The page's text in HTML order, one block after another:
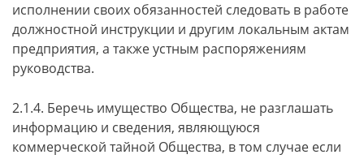
исполнении своих обязанностей следовать в работе
должностной инструкции и другим локальным актам
предприятия, а также устным распоряжениям
руководства.
2.1.4. Беречь имущество Общества, не разглашать
информацию и сведения, являющуюся
коммерческой тайной Общества, в том случае если